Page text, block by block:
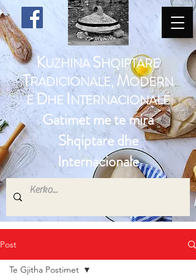
KUZHINASHQIPTARE
TRADICIONALE, MODERN
EDHE INTERNACIONALE
Gatimet me te mira
Shqiptare dhe
Internacionale
Post
Te Gjitha Postimet